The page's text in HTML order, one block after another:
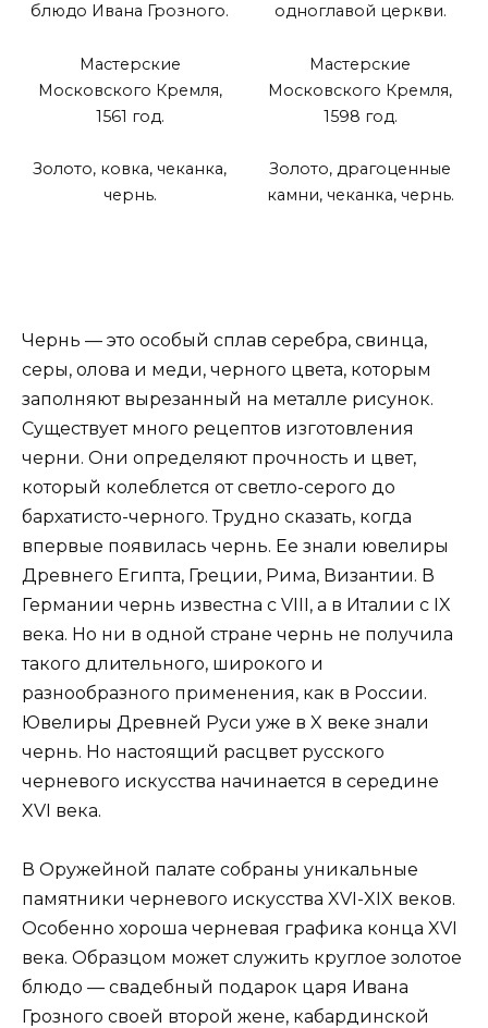
блюдо Ивана Грозного.
Мастерские
Московского Кремля,
1561 год.
Золото, ковка, чеканка,
чернь.
одноглавой церкви.
Мастерские
Московского Кремля,
1598 год.
Золото, драгоценные
камни, чеканка, чернь.
Чернь — это особый сплав серебра, свинца,
серы, олова и меди, черного цвета, которым
заполняют вырезанный на металле рисунок.
Существует много рецептов изготовления
черни. Они определяют прочность и цвет,
который колеблется от светло-серого до
бархатисто-черного. Трудно сказать, когда
впервые появилась чернь. Ее знали ювелиры
Древнего Египта, Греции, Рима, Византии. В
Германии чернь известна с VIII, а в Италии с IX
века. Но ни в одной стране чернь не получила
такого длительного, широкого и
разнообразного применения, как в России.
Ювелиры Древней Руси уже в X веке знали
чернь. Но настоящий расцвет русского
черневого искусства начинается в середине
XVI века.
В Оружейной палате собраны уникальные
памятники черневого искусства XVI-XIX веков.
Особенно хороша черневая графика конца XVI
века. Образцом может служить круглое золотое
блюдо — свадебный подарок царя Ивана
Грозного своей второй жене, кабардинской